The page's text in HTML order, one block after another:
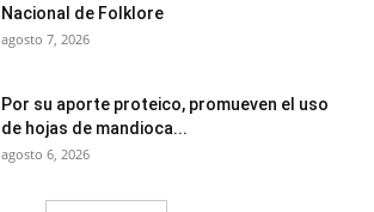
Nacional de Folklore
agosto 7, 2026
Por su aporte proteico, promueven el uso
de hojas de mandioca...
agosto 6, 2026